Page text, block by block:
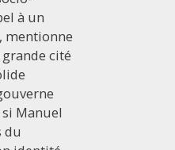
à un
mentionne
cité
Manuel
du